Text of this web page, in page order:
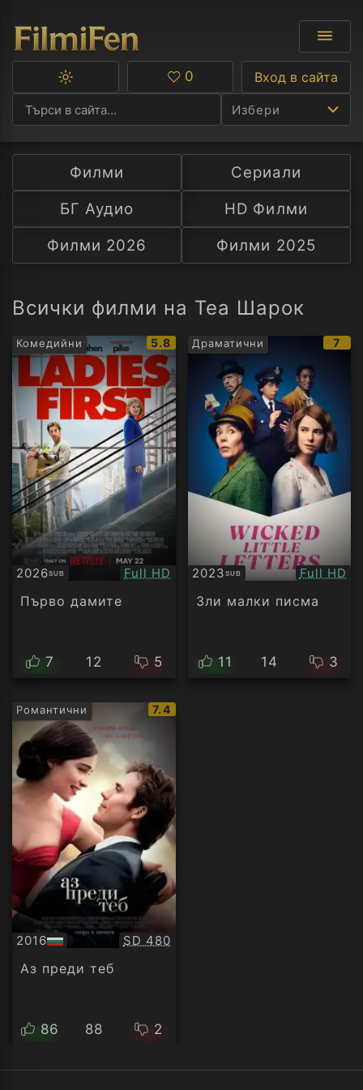
Избери
Ф
С
А
Превключване
тъмна
тема
Любими
0 Вход в сайта
Филми
Сериали
БГ Аудио
HD Филми
Филми 2026
Филми 2025
Всички филми на Теа Шарок
Комедийни
IMDb
рейтинг:
5.8
2026SUB
Субтитри Качество:
Full HD
Първо дамите
7 12 5
Драматични 7
2023SUB
Субтитри Full HD
Зли малки писма
11 14 3
Романтични
IMDb
7.4
2016
БГ
аудио
Качество:
SD 480
Аз преди теб
86 88 2